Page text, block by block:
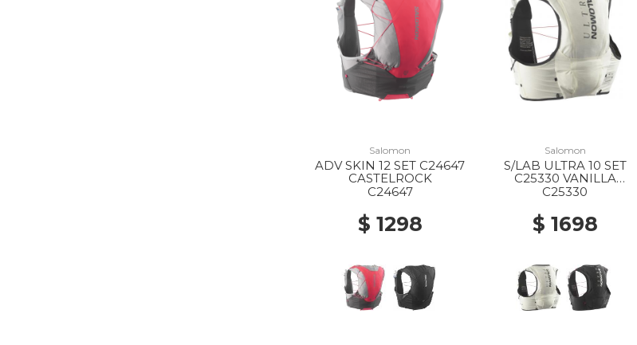
Salomon
ADV SKIN 12 SET C24647
CASTELROCK
C24647
$ 1298
Salomon
S/LAB ULTRA 10 SET
C25330 VANILLA
ICE/BLACK
C25330
$ 1698